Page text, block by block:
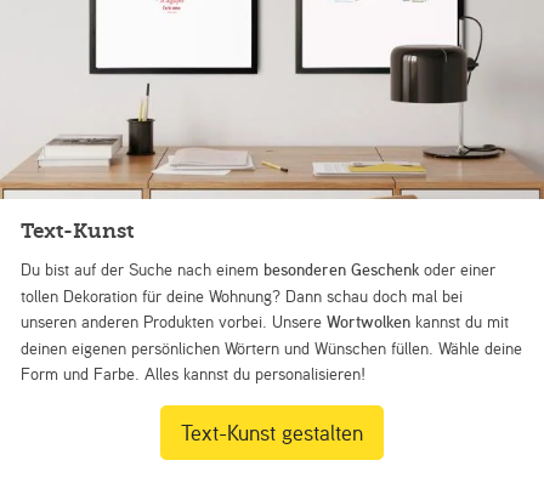
Text-Kunst
Du bist auf der Suche nach einem besonderen Geschenk oder einer
tollen Dekoration für deine Wohnung? Dann schau doch mal bei
unseren anderen Produkten vorbei. UnsereWortwolken kannst du mit
deinen eigenen persönlichen Wörtern und Wünschen füllen. Wähle deine
Form und Farbe. Alles kannst du personalisieren!
Text-Kunst gestalten